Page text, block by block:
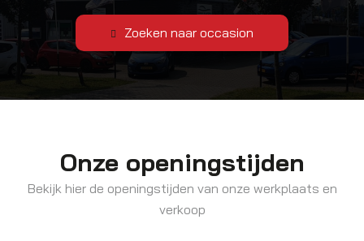
Zoeken naar occasion
Onze openingstijden
Bekijk hier de openingstijden van onze werkplaats en
verkoop